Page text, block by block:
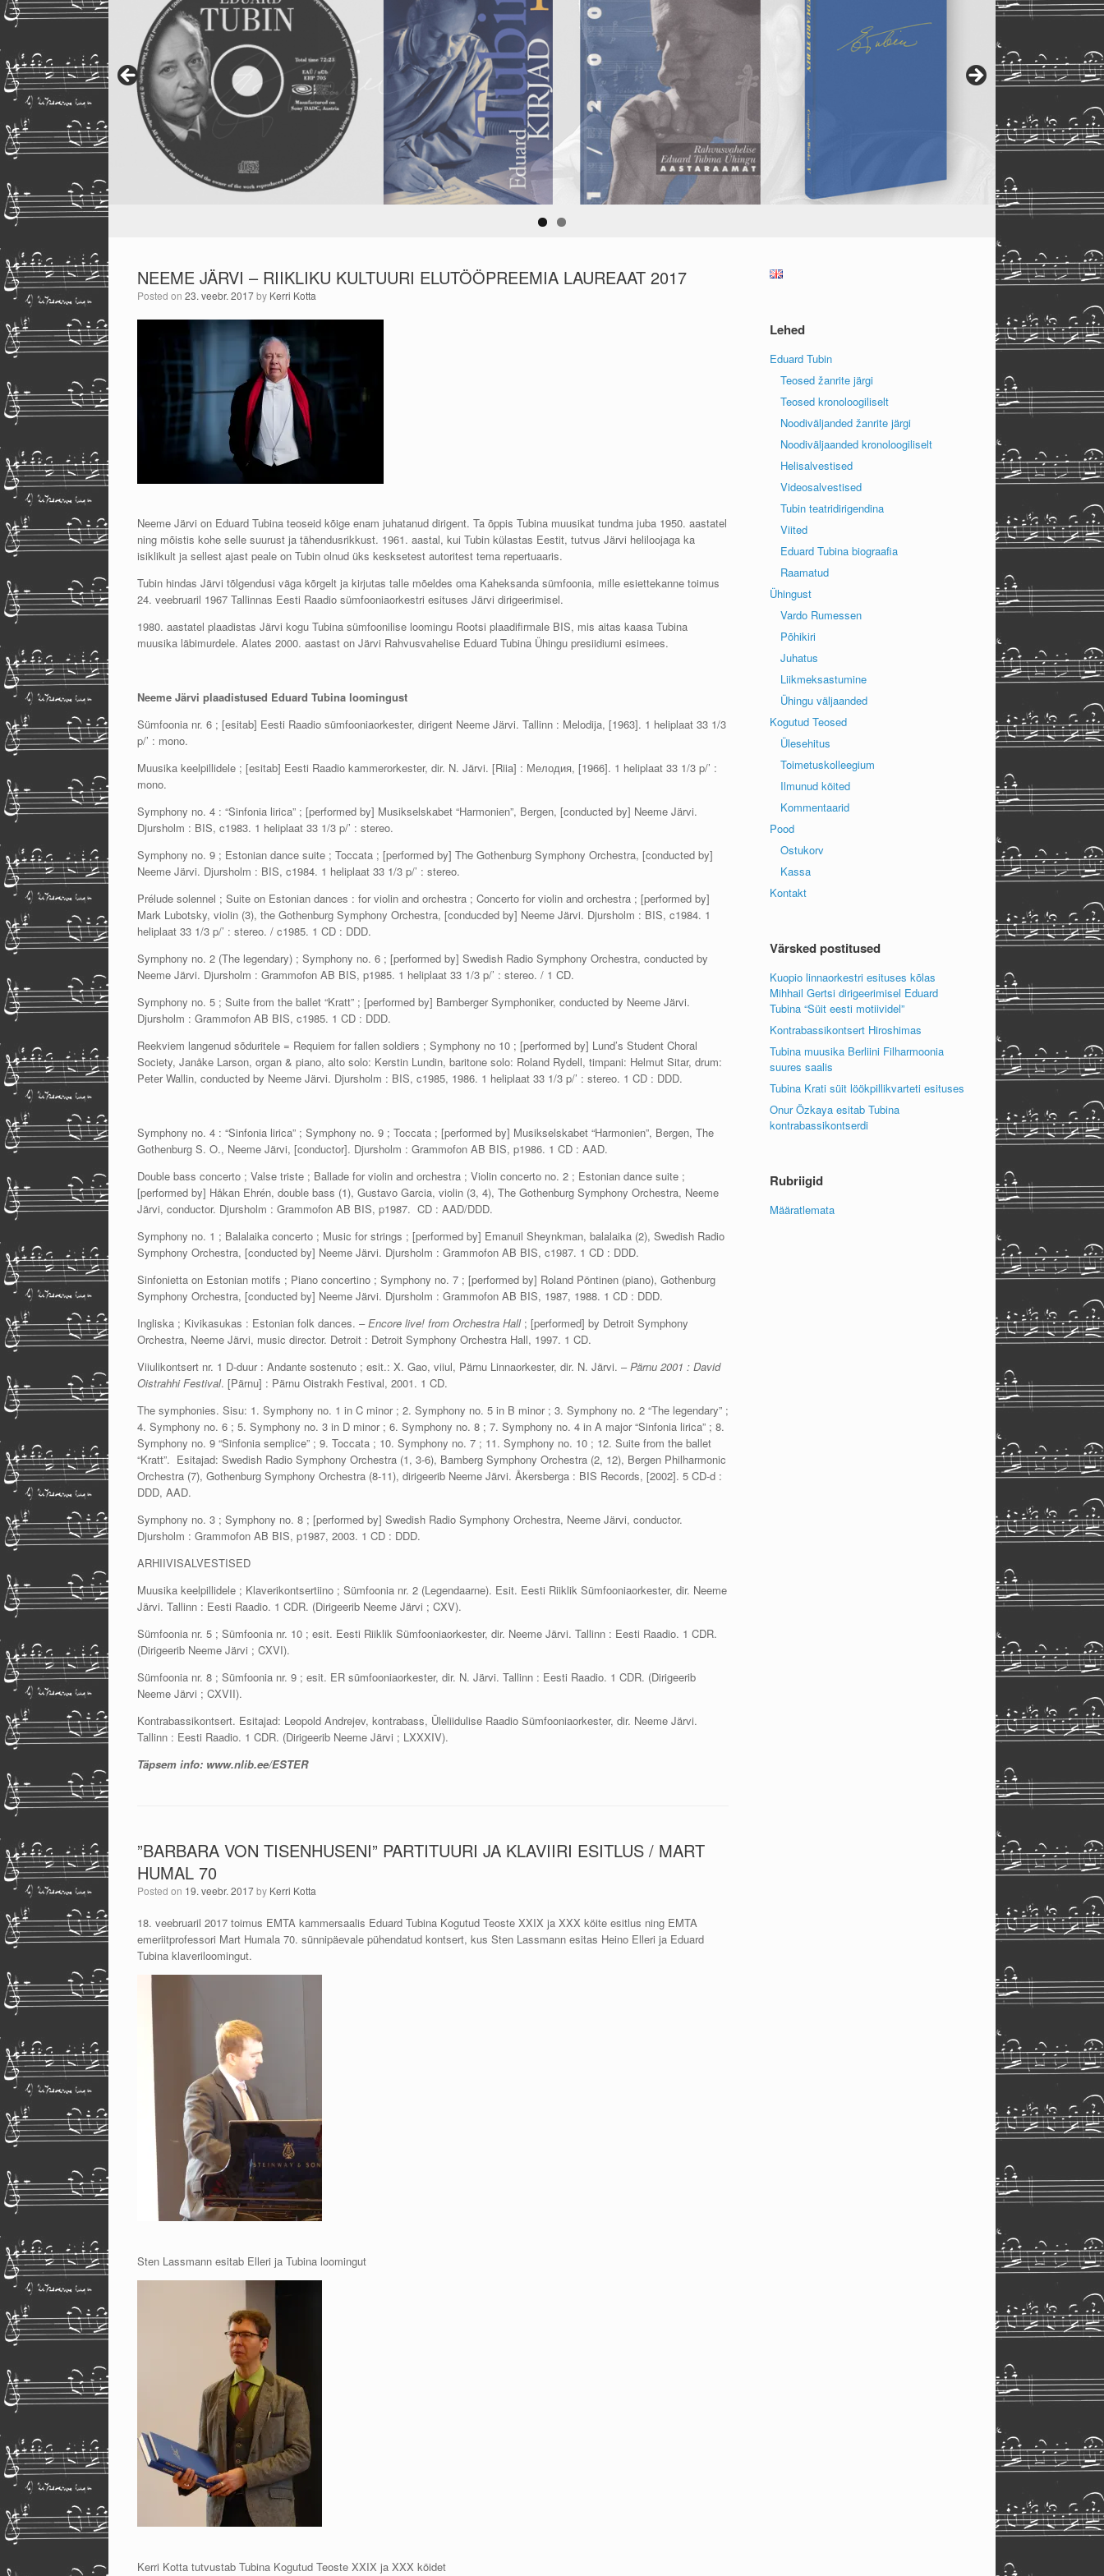
NEEME JÄRVI – RIIKLIKU KULTUURI ELUTÖÖPREEMIA LAUREAAT 2017
Posted on 23. veebr. 2017by Kerri Kotta
Neeme Järvi on Eduard Tubina teoseid kõige enam juhatanud dirigent. Ta õppis Tubina muusikat tundma juba 1950. aastatel
ning mõistis kohe selle suurust ja tähendusrikkust. 1961. aastal, kui Tubin külastas Eestit, tutvus Järvi heliloojaga ka
isiklikult ja sellest ajast peale on Tubin olnud üks kesksetest autoritest tema repertuaaris.
Tubin hindas Järvi tõlgendusi väga kõrgelt ja kirjutas talle mõeldes oma Kaheksanda sümfoonia, mille esiettekanne toimus
24. veebruaril 1967 Tallinnas Eesti Raadio sümfooniaorkestri esituses Järvi dirigeerimisel.
1980. aastatel plaadistas Järvi kogu Tubina sümfoonilise loomingu Rootsi plaadifirmale BIS, mis aitas kaasa Tubina
muusika läbimurdele. Alates 2000. aastast on Järvi Rahvusvahelise Eduard Tubina Ühingu presiidiumi esimees.
Neeme Järvi plaadistused Eduard Tubina loomingust
Sümfoonia nr. 6 ; [esitab] Eesti Raadio sümfooniaorkester, dirigent Neeme Järvi. Tallinn : Melodija, [1963]. 1 heliplaat 33 1/3
p/’ : mono.
Muusika keelpillidele ; [esitab] Eesti Raadio kammerorkester, dir. N. Järvi. [Riia] : Мелодия, [1966]. 1 heliplaat 33 1/3 p/’ :
mono.
Symphony no. 4 : “Sinfonia lirica” ; [performed by] Musikselskabet “Harmonien”, Bergen, [conducted by] Neeme Järvi.
Djursholm : BIS, c1983. 1 heliplaat 33 1/3 p/’ : stereo.
Symphony no. 9 ; Estonian dance suite ; Toccata ; [performed by] The Gothenburg Symphony Orchestra, [conducted by]
Neeme Järvi. Djursholm : BIS, c1984. 1 heliplaat 33 1/3 p/’ : stereo.
Prélude solennel ; Suite on Estonian dances : for violin and orchestra ; Concerto for violin and orchestra ; [performed by]
Mark Lubotsky, violin (3), the Gothenburg Symphony Orchestra, [conducded by] Neeme Järvi. Djursholm : BIS, c1984. 1
heliplaat 33 1/3 p/’ : stereo. / c1985. 1 CD : DDD.
Symphony no. 2 (The legendary) ; Symphony no. 6 ; [performed by] Swedish Radio Symphony Orchestra, conducted by
Neeme Järvi. Djursholm : Grammofon AB BIS, p1985. 1 heliplaat 33 1/3 p/’ : stereo. / 1 CD.
Symphony no. 5 ; Suite from the ballet “Kratt” ; [performed by] Bamberger Symphoniker, conducted by Neeme Järvi.
Djursholm : Grammofon AB BIS, c1985. 1 CD : DDD.
Reekviem langenud sõduritele = Requiem for fallen soldiers ; Symphony no 10 ; [performed by] Lund’s Student Choral
Society, Janåke Larson, organ & piano, alto solo: Kerstin Lundin, baritone solo: Roland Rydell, timpani: Helmut Sitar, drum:
Peter Wallin, conducted by Neeme Järvi. Djursholm : BIS, c1985, 1986. 1 heliplaat 33 1/3 p/’ : stereo. 1 CD : DDD.
Symphony no. 4 : “Sinfonia lirica” ; Symphony no. 9 ; Toccata ; [performed by] Musikselskabet “Harmonien”, Bergen, The
Gothenburg S. O., Neeme Järvi, [conductor]. Djursholm : Grammofon AB BIS, p1986. 1 CD : AAD.
Double bass concerto ; Valse triste ; Ballade for violin and orchestra ; Violin concerto no. 2 ; Estonian dance suite ;
[performed by] Håkan Ehrén, double bass (1), Gustavo Garcia, violin (3, 4), The Gothenburg Symphony Orchestra, Neeme
Järvi, conductor. Djursholm : Grammofon AB BIS, p1987. CD : AAD/DDD.
Symphony no. 1 ; Balalaika concerto ; Music for strings ; [performed by] Emanuil Sheynkman, balalaika (2), Swedish Radio
Symphony Orchestra, [conducted by] Neeme Järvi. Djursholm : Grammofon AB BIS, c1987. 1 CD : DDD.
Sinfonietta on Estonian motifs ; Piano concertino ; Symphony no. 7 ; [performed by] Roland Pöntinen (piano), Gothenburg
Symphony Orchestra, [conducted by] Neeme Järvi. Djursholm : Grammofon AB BIS, 1987, 1988. 1 CD : DDD.
Ingliska ; Kivikasukas : Estonian folk dances. –Encore live! from Orchestra Hall; [performed] by Detroit Symphony
Orchestra, Neeme Järvi, music director. Detroit : Detroit Symphony Orchestra Hall, 1997. 1 CD.
Viiulikontsert nr. 1 D-duur : Andante sostenuto ; esit.: X. Gao, viiul, Pärnu Linnaorkester, dir. N. Järvi. –Pärnu 2001 : David
Oistrahhi Festival. [Pärnu] : Pärnu Oistrakh Festival, 2001. 1 CD.
The symphonies. Sisu: 1. Symphony no. 1 in C minor ; 2. Symphony no. 5 in B minor ; 3. Symphony no. 2 “The legendary” ;
4. Symphony no. 6 ; 5. Symphony no. 3 in D minor ; 6. Symphony no. 8 ; 7. Symphony no. 4 in A major “Sinfonia lirica” ; 8.
Symphony no. 9 “Sinfonia semplice” ; 9. Toccata ; 10. Symphony no. 7 ; 11. Symphony no. 10 ; 12. Suite from the ballet
“Kratt”. Esitajad: Swedish Radio Symphony Orchestra (1, 3-6), Bamberg Symphony Orchestra (2, 12), Bergen Philharmonic
Orchestra (7), Gothenburg Symphony Orchestra (8-11), dirigeerib Neeme Järvi. Åkersberga : BIS Records, [2002]. 5 CD-d :
DDD, AAD.
Symphony no. 3 ; Symphony no. 8 ; [performed by] Swedish Radio Symphony Orchestra, Neeme Järvi, conductor.
Djursholm : Grammofon AB BIS, p1987, 2003. 1 CD : DDD.
ARHIIVISALVESTISED
Muusika keelpillidele ; Klaverikontsertiino ; Sümfoonia nr. 2 (Legendaarne). Esit. Eesti Riiklik Sümfooniaorkester, dir. Neeme
Järvi. Tallinn : Eesti Raadio. 1 CDR. (Dirigeerib Neeme Järvi ; CXV).
Sümfoonia nr. 5 ; Sümfoonia nr. 10 ; esit. Eesti Riiklik Sümfooniaorkester, dir. Neeme Järvi. Tallinn : Eesti Raadio. 1 CDR.
(Dirigeerib Neeme Järvi ; CXVI).
Sümfoonia nr. 8 ; Sümfoonia nr. 9 ; esit. ER sümfooniaorkester, dir. N. Järvi. Tallinn : Eesti Raadio. 1 CDR. (Dirigeerib
Neeme Järvi ; CXVII).
Kontrabassikontsert. Esitajad: Leopold Andrejev, kontrabass, Üleliidulise Raadio Sümfooniaorkester, dir. Neeme Järvi.
Tallinn : Eesti Raadio. 1 CDR. (Dirigeerib Neeme Järvi ; LXXXIV).
Täpsem info: www.nlib.ee/ESTER
”BARBARA VON TISENHUSENI” PARTITUURI JA KLAVIIRI ESITLUS / MART
HUMAL 70
Posted on 19. veebr. 2017by Kerri Kotta
18. veebruaril 2017 toimus EMTA kammersaalis Eduard Tubina Kogutud Teoste XXIX ja XXX köite esitlus ning EMTA
emeriitprofessori Mart Humala 70. sünnipäevale pühendatud kontsert, kus Sten Lassmann esitas Heino Elleri ja Eduard
Tubina klaveriloomingut.
Sten Lassmann esitab Elleri ja Tubina loomingut
Kerri Kotta tutvustab Tubina Kogutud Teoste XXIX ja XXX köidet
Lehed
Eduard Tubin
Teosed žanrite järgi
Teosed kronoloogiliselt
Noodiväljanded žanrite järgi
Noodiväljaanded kronoloogiliselt
Helisalvestised
Videosalvestised
Tubin teatridirigendina
Viited
Eduard Tubina biograafia
Raamatud
Ühingust
Vardo Rumessen
Põhikiri
Juhatus
Liikmeksastumine
Ühingu väljaanded
Kogutud Teosed
Ülesehitus
Toimetuskolleegium
Ilmunud köited
Kommentaarid
Pood
Ostukorv
Kassa
Kontakt
Värsked postitused
Kuopio linnaorkestri esituses kõlas
Mihhail Gertsi dirigeerimisel Eduard
Tubina “Süit eesti motiividel”
Kontrabassikontsert Hiroshimas
Tubina muusika Berliini Filharmoonia
suures saalis
Tubina Krati süit löökpillikvarteti esituses
Onur Özkaya esitab Tubina
kontrabassikontserdi
Rubriigid
Määratlemata